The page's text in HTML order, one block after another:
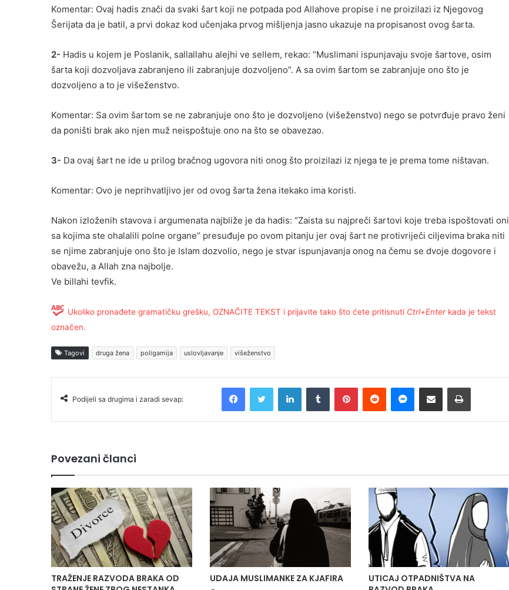
Komentar: Ovaj hadis znači da svaki šart koji ne potpada pod Allahove propise i ne proizilazi iz Njegovog
Šerijata da je batil, a prvi dokaz kod učenjaka prvog mišljenja jasno ukazuje na propisanost ovog šarta.
2- Hadis u kojem je Poslanik, sallallahu alejhi ve sellem, rekao: “Muslimani ispunjavaju svoje šartove, osim
šarta koji dozvoljava zabranjeno ili zabranjuje dozvoljeno”. A sa ovim šartom se zabranjuje ono što je
dozvoljeno a to je višeženstvo.
Komentar: Sa ovim šartom se ne zabranjuje ono što je dozvoljeno (višeženstvo) nego se potvrđuje pravo ženi
da poništi brak ako njen muž neispoštuje ono na što se obavezao.
3- Da ovaj šart ne ide u prilog bračnog ugovora niti onog što proizilazi iz njega te je prema tome ništavan.
Komentar: Ovo je neprihvatljivo jer od ovog šarta žena itekako ima koristi.
Nakon izloženih stavova i argumenata najbliže je da hadis: “Zaista su najpreči šartovi koje treba ispoštovati oni
sa kojima ste ohalalili polne organe” presuđuje po ovom pitanju jer ovaj šart ne protivriječi ciljevima braka niti
se njime zabranjuje ono što je Islam dozvolio, nego je stvar ispunjavanja onog na čemu se dvoje dogovore i
obavežu, a Allah zna najbolje.
Ve billahi tevfik.
Ukoliko pronađete gramatičku grešku, OZNAČITE TEKST i prijavite tako što ćete pritisnuti Ctrl+Enterkada je tekst
označen.
Tagovi druga žena poligamija uslovljavanje višeženstvo
Podijeli sa drugima i zaradi sevap:
Povezani članci
TRAŽENJE RAZVODA BRAKA OD
UDAJA MUSLIMANKE ZA KJAFIRA
UTICAJ OTPADNIŠTVA NA